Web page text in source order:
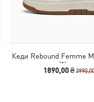
Кеди Rebound Femme
Women
1890,00 ₴